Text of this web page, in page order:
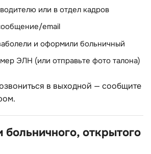
или в отдел кадров
email
и оформили больничный
ЭЛН (или отправьте фото талона)
в выходной — сообщите
больничного, открытого